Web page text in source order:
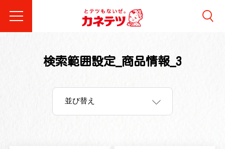
検索範囲設定_商品情報_3